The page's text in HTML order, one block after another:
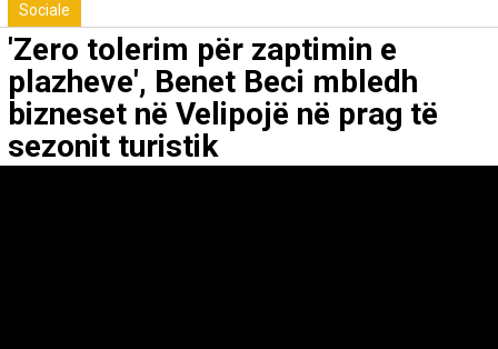
Sociale
'Zero tolerim për zaptimin e
plazheve', Benet Beci mbledh
bizneset në Velipojë në prag të
sezonit turistik